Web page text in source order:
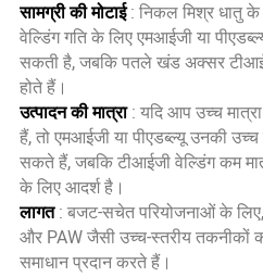
सामग्री की मोटाई: निकल मिश्र धातु
वेल्डिंग गति के लिए एमआईजी या
सकती है, जबकि पतले खंड अक्सर
होते हैं।
उत्पादन की मात्रा: यदि आप उच्च
हैं, तो एमआईजी या पीएडब्ल्यू उनकी
सकते हैं, जबकि टीआईजी वेल्डिंग कम
के लिए आदर्श है।
लागत: बजट-सचेत परियोजनाओं के
और PAW जैसी उच्च-स्तरीय तकनीकों
समाधान प्रदान करते हैं।